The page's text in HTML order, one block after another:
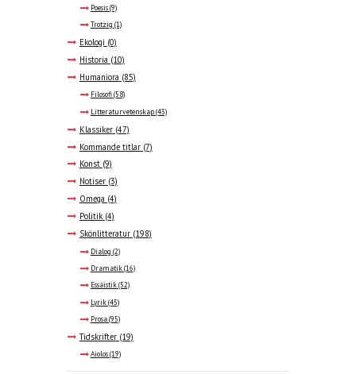
Poesis(9)
Trotzig (1)
Ekologi (0)
Historia (10)
Humaniora (85)
Filosofi(58)
Litteraturvetenskap(43)
Klassiker (47)
Kommande titlar (7)
Konst (9)
Notiser (3)
Omega (4)
Politik (4)
Skönlitteratur (198)
Dialog (2)
Dramatik(16)
Essäistik(52)
Lyrik(45)
Prosa(95)
Tidskrifter (19)
Aiolos(19)